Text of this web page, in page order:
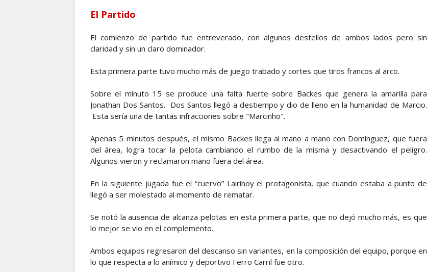
El Partido
El comienzo de partido fue entreverado, con algunos destellos de ambos lados pero sin
claridad y sin un claro dominador.
Esta primera parte tuvo mucho más de juego trabado y cortes que tiros francos al arco.
Sobre el minuto 15 se produce una falta fuerte sobre Backes que genera la amarilla para
Jonathan Dos Santos. Dos Santos llegó a destiempo y dio de lleno en la humanidad de Marcio.
Esta sería una de tantas infracciones sobre "Marcinho".
Apenas 5 minutos después, el mismo Backes llega al mano a mano con Domínguez, que fuera
del área, logra tocar la pelota cambiando el rumbo de la misma y desactivando el peligro.
Algunos vieron y reclamaron mano fuera del área.
En la siguiente jugada fue el “cuervo” Lairihoy el protagonista, que cuando estaba a punto de
llegó a ser molestado al momento de rematar.
Se notó la ausencia de alcanza pelotas en esta primera parte, que no dejó mucho más, es que
lo mejor se vio en el complemento.
Ambos equipos regresaron del descanso sin variantes, en la composición del equipo, porque en
lo que respecta a lo anímico y deportivo Ferro Carril fue otro.